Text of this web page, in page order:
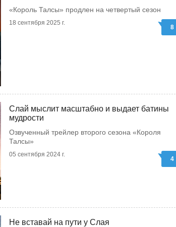
«Король Талсы» продлен на четвертый сезон
18 сентября 2025 г.
8
Слай мыслит масштабно и выдает батины
мудрости
Озвученный трейлер второго сезона «Короля
Талсы»
05 сентября 2024 г.
4
Не вставай на пути у Слая